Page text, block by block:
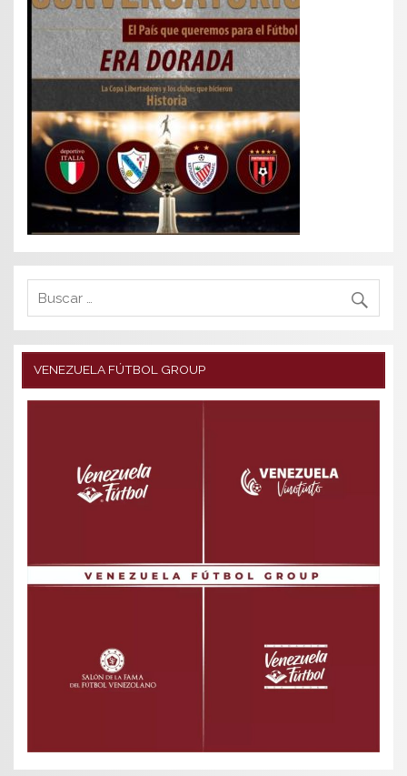
VENEZUELA FÚTBOL GROUP